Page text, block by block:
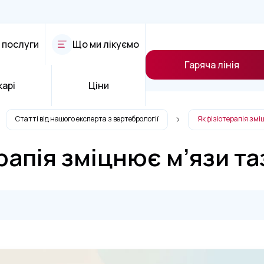
Що ми лікуємо
Ціни
Гаряча лінія
Статті від нашого експерта з вертебрології Як фізіотерапія
зміцнює м’язи